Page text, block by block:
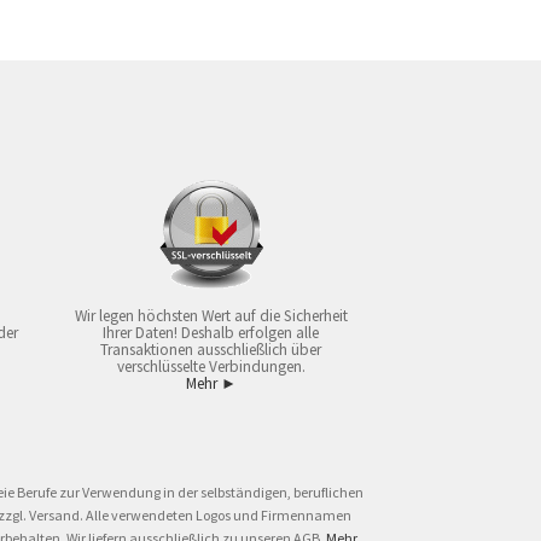
Wir legen höchsten Wert auf die Sicherheit
Ihrer Daten! Deshalb erfolgen alle
Transaktionen ausschließlich über
verschlüsselte Verbindungen.
Mehr ►
Berufe zur Verwendung in der selbständigen, beruflichen
Versand. Alle verwendeten Logos und Firmennamen